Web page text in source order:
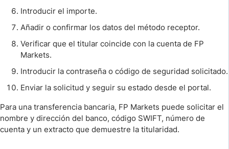
Introducir el importe.
Añadir o confirmar los datos del método receptor.
Verificar que el titular coincide con la cuenta de FP
Markets.
Introducir la contraseña o código de seguridad solicitado.
Enviar la solicitud y seguir su estado desde el portal.
Para una transferencia bancaria, FP Markets puede solicitar el
nombre y dirección del banco, código SWIFT, número de
cuenta y un extracto que demuestre la titularidad.